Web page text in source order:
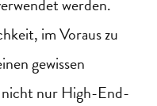
werden.
im Voraus zu
gewissen
nicht nur High-End-